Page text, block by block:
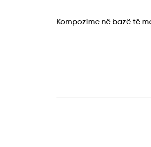
Kompozime në bazë të